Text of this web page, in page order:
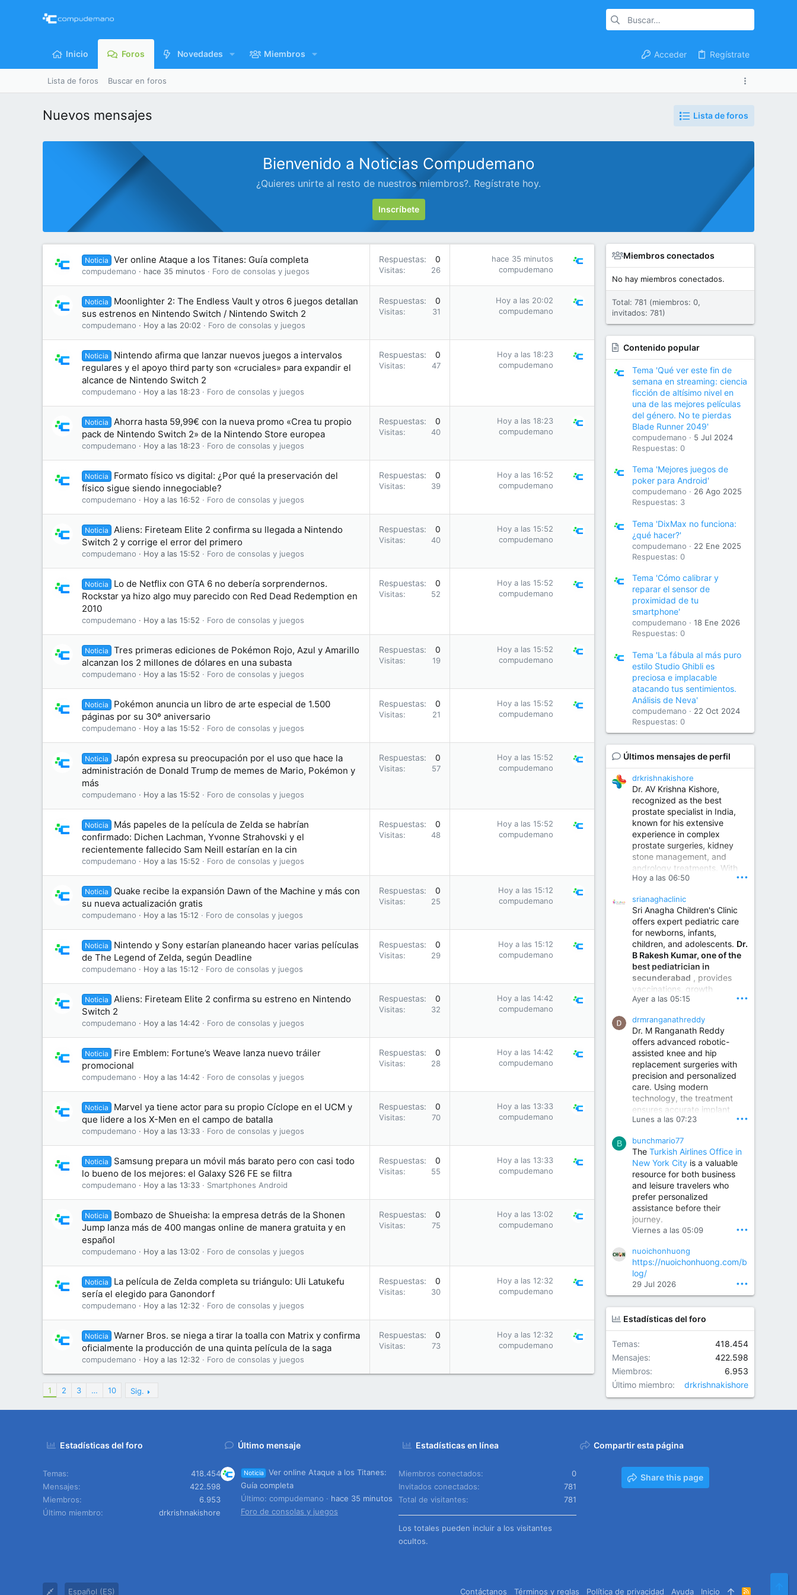
Inicio Foros Novedades Miembros Acceder Regístrate
Lista de foros Buscar en foros
Nuevos mensajes Lista de foros
Bienvenido a Noticias Compudemano
¿Quieres unirte al resto de nuestros miembros?. Regístrate hoy.
Inscríbete
Noticia Ver online Ataque a los Titanes: Guía completa
compudemano hace 35 minutos Foro de consolas y juegos
Respuestas 0
Visitas 26
hace 35 minutos
compudemano
Noticia
Moonlighter 2: The Endless Vault y otros 6 juegos detallan
sus estrenos en Nintendo Switch / Nintendo Switch 2
compudemano Hoy a las 20:02 Foro de consolas y juegos
Respuestas 0
Visitas 31
Hoy a las 20:02
compudemano
Noticia
Nintendo afirma que lanzar nuevos juegos a intervalos
regulares y el apoyo third party son «cruciales» para expandir el
alcance de Nintendo Switch 2
compudemano Hoy a las 18:23 Foro de consolas y juegos
Respuestas 0
Visitas 47
Hoy a las 18:23
compudemano
Noticia
Ahorra hasta 59,99€ con la nueva promo «Crea tu propio
pack de Nintendo Switch 2» de la Nintendo Store europea
compudemano Hoy a las 18:23 Foro de consolas y juegos
Respuestas 0
Visitas 40
Hoy a las 18:23
compudemano
Noticia
Formato físico vs digital: ¿Por qué la preservación del
físico sigue siendo innegociable?
compudemano Hoy a las 16:52 Foro de consolas y juegos
Respuestas 0
Visitas 39
Hoy a las 16:52
compudemano
Noticia
Aliens: Fireteam Elite 2 confirma su llegada a Nintendo
Switch 2 y corrige el error del primero
compudemano Hoy a las 15:52 Foro de consolas y juegos
Respuestas 0
Visitas 40
Hoy a las 15:52
compudemano
Noticia
Lo de Netflix con GTA 6 no debería sorprendernos.
Rockstar ya hizo algo muy parecido con Red Dead Redemption en
2010
compudemano Hoy a las 15:52 Foro de consolas y juegos
Respuestas 0
Visitas 52
Hoy a las 15:52
compudemano
Noticia
Tres primeras ediciones de Pokémon Rojo, Azul y Amarillo
alcanzan los 2 millones de dólares en una subasta
compudemano Hoy a las 15:52 Foro de consolas y juegos
Respuestas 0
Visitas 19
Hoy a las 15:52
compudemano
Noticia
Pokémon anuncia un libro de arte especial de 1.500
páginas por su 30º aniversario
compudemano Hoy a las 15:52 Foro de consolas y juegos
Respuestas 0
Visitas 21
Hoy a las 15:52
compudemano
Noticia
Japón expresa su preocupación por el uso que hace la
administración de Donald Trump de memes de Mario, Pokémon y
más
compudemano Hoy a las 15:52 Foro de consolas y juegos
Respuestas 0
Visitas 57
Hoy a las 15:52
compudemano
Noticia
Más papeles de la película de Zelda se habrían
confirmado: Dichen Lachman, Yvonne Strahovski y el
recientemente fallecido Sam Neill estarían en la cin
compudemano Hoy a las 15:52 Foro de consolas y juegos
Respuestas 0
Visitas 48
Hoy a las 15:52
compudemano
Noticia
Quake recibe la expansión Dawn of the Machine y más con
su nueva actualización gratis
compudemano Hoy a las 15:12 Foro de consolas y juegos
Respuestas 0
Visitas 25
Hoy a las 15:12
compudemano
Noticia
Nintendo y Sony estarían planeando hacer varias películas
de The Legend of Zelda, según Deadline
compudemano Hoy a las 15:12 Foro de consolas y juegos
Respuestas 0
Visitas 29
Hoy a las 15:12
compudemano
Noticia
Aliens: Fireteam Elite 2 confirma su estreno en Nintendo
Switch 2
compudemano Hoy a las 14:42 Foro de consolas y juegos
Respuestas 0
Visitas 32
Hoy a las 14:42
compudemano
Noticia
Fire Emblem: Fortune’s Weave lanza nuevo tráiler
promocional
compudemano Hoy a las 14:42 Foro de consolas y juegos
Respuestas 0
Visitas 28
Hoy a las 14:42
compudemano
Noticia
Marvel ya tiene actor para su propio Cíclope en el UCM y
que lidere a los X-Men en el campo de batalla
compudemano Hoy a las 13:33 Foro de consolas y juegos
Respuestas 0
Visitas 70
Hoy a las 13:33
compudemano
Noticia
Samsung prepara un móvil más barato pero con casi todo
lo bueno de los mejores: el Galaxy S26 FE se filtra
compudemano Hoy a las 13:33 Smartphones Android
Respuestas 0
Visitas 55
Hoy a las 13:33
compudemano
Noticia
Bombazo de Shueisha: la empresa detrás de la Shonen
Jump lanza más de 400 mangas online de manera gratuita y en
español
compudemano Hoy a las 13:02 Foro de consolas y juegos
Respuestas 0
Visitas 75
Hoy a las 13:02
compudemano
Noticia
La película de Zelda completa su triángulo: Uli Latukefu
sería el elegido para Ganondorf
compudemano Hoy a las 12:32 Foro de consolas y juegos
Respuestas 0
Visitas 30
Hoy a las 12:32
compudemano
Noticia
Warner Bros. se niega a tirar la toalla con Matrix y confirma
oficialmente la producción de una quinta película de la saga
compudemano Hoy a las 12:32 Foro de consolas y juegos
Respuestas 0
Visitas 73
Hoy a las 12:32
compudemano
1 2 3 … 10 Sig.
Miembros conectados
No hay miembros conectados.
Total: 781 (miembros: 0,
invitados: 781)
Contenido popular
Tema 'Qué ver este fin de
semana en streaming: ciencia
ficción de altísimo nivel en
una de las mejores películas
del género. No te pierdas
Blade Runner 2049'
compudemano
5 Jul 2024
Respuestas: 0
Tema 'Mejores juegos de
poker para Android'
compudemano
26 Ago 2025
Respuestas: 3
Tema 'DixMax no funciona:
¿qué hacer?'
compudemano
22 Ene 2025
Respuestas: 0
Tema 'Cómo calibrar y
reparar el sensor de
proximidad de tu
smartphone'
compudemano
18 Ene 2026
Respuestas: 0
Tema 'La fábula al más puro
estilo Studio Ghibli es
preciosa e implacable
atacando tus sentimientos.
Análisis de Neva'
compudemano
22 Oct 2024
Respuestas: 0
Últimos mensajes de perfil
drkrishnakishore
Dr. AV Krishna Kishore,
recognized as the best
prostate specialist in India,
known for his extensive
experience in complex
prostate surgeries, kidney
stone management, and
andrology treatments. With
years of surgical practice and
invasive and robotic
techniques.
Best Urologist in Vijayawada | Urology Specialist in Vijayawada
Dr. A. V. Krishna Kishore,
the Best Urologist...
www.drkrishnakishore.com
Hoy a las 06:50 •••
srianaghaclinic
Sri Anagha Children's Clinic
offers expert pediatric care
for newborns, infants,
children, and adolescents. Dr.
B Rakesh Kumar, one of the
best pediatrician in
secunderabad , provides
vaccinations, growth
monitoring, newborn care,
illnesses, nutrition guidance,
and preventive healthcare in
a child-friendly environment.
Children Hospital in Secunderabad | Best Pediatrician in Hyderabad | Neonatologist in Medchal
Our pediatrician and
Neonatologist team at...
www.srianaghaclinic.com
Ayer a las 05:15 •••
drmranganathreddy
Dr. M Ranganath Reddy
offers advanced robotic-
assisted knee and hip
replacement surgeries with
precision and personalized
care. Using modern
technology, the treatment
ensures accurate implant
placement, reduced pain,
improved joint function,
helping patients return to an
active and comfortable
lifestyle.
Orthopedic Surgeon in Kondapur | Best Orthopedic Doctor in Kondapur | Dr. M. Ranganath Reddy
Consult Dr. M. Ranganath
Reddy, the best...
www.drranganathreddy.co
m
Lunes a las 07:23 •••
B bunchmario77
The Turkish Airlines Office in
New York City is a valuable
resource for both business
and leisure travelers who
prefer personalized
assistance before their
journey.
Viernes a las 05:09 •••
nuoichonhuong
https://nuoichonhuong.com/b
log/
29 Jul 2026 •••
Estadísticas del foro
Temas
418.454
Mensajes
422.598
Miembros
6.953
Último miembro
drkrishnakishore
Estadísticas del foro
Temas
418.454
Mensajes
422.598
Miembros
6.953
Último miembro
drkrishnakishore
Último mensaje
Noticia
Ver online Ataque a los Titanes:
Guía completa
Último: compudemano
hace 35 minutos
Foro de consolas y juegos
Estadísticas en línea
Miembros conectados
0
Invitados conectados
781
Total de visitantes
781
Los totales pueden incluir a los visitantes
ocultos.
Compartir esta página
Share this page
Español (ES) Contáctanos Términos y reglas Política de privacidad Ayuda Inicio R